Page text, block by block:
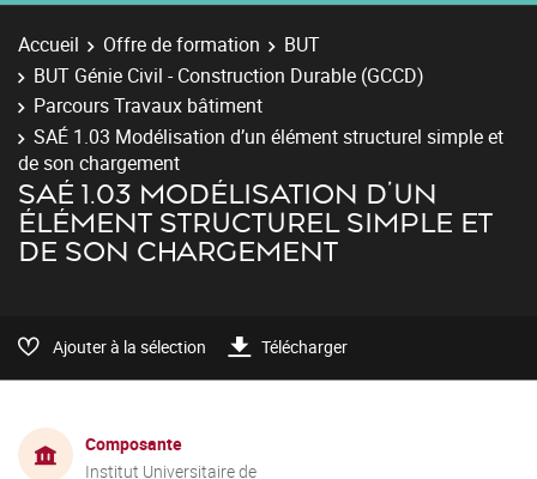
Accueil Offre de formation
BUT
BUT Génie Civil - Construction Durable (GCCD)
Parcours Travaux bâtiment
SAÉ 1.03 Modélisation d’un élément structurel simple et
de son chargement
SAÉ 1.03 MODÉLISATION D’UN
ÉLÉMENT STRUCTUREL SIMPLE ET
DE SON CHARGEMENT
Ajouter à la sélection Télécharger
Composante
Institut Universitaire de